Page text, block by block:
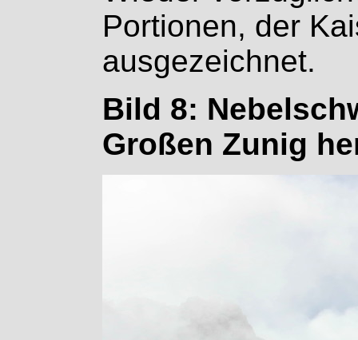
Portionen, der
ausgezeichnet.
Bild 8:
Großen Zunig